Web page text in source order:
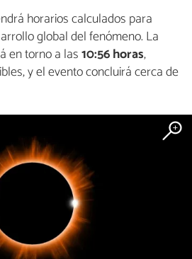
horarios calculados para
global del fenómeno. La
en torno a las10:56 horas,
y el evento concluirá cerca de